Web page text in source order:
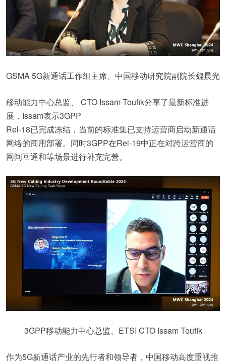
GSMA 5G新通话工作组主席、中国移动研究院副院长魏晨光
移动能力中心总监、 CTO Issam Toufik分享了最新标准进
展，Issam表示3GPP
Rel-18已完成冻结，当前的标准集已支持运营商启动新通话
网络的商用部署。同时3GPP在Rel-19中正在对跨运营商的
网间互通和等场景进行补充完善。
3GPP移动能力中心总监、ETSI CTO Issam Toufik
作为5G新通话产业的先行者和领导者，中国移动高度重视推